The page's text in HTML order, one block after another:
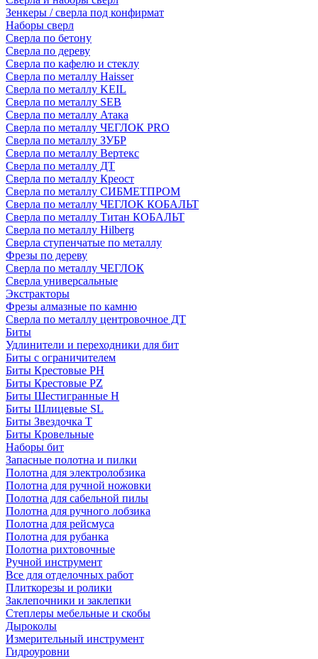
Зенкеры / сверла под конфирмат
Наборы сверл
Сверла по бетону
Сверла по дереву
Сверла по кафелю и стеклу
Сверла по металлу Haisser
Сверла по металлу KEIL
Сверла по металлу SEB
Сверла по металлу Атака
Сверла по металлу ЧЕГЛОК PRO
Сверла по металлу ЗУБР
Сверла по металлу Вертекс
Сверла по металлу ДТ
Сверла по металлу Креост
Сверла по металлу СИБМЕТПРОМ
Сверла по металлу ЧЕГЛОК КОБАЛЬТ
Сверла по металлу Титан КОБАЛЬТ
Сверла по металлу Hilberg
Сверла ступенчатые по металлу
Фрезы по дереву
Сверла по металлу ЧЕГЛОК
Сверла универсальные
Экстракторы
Фрезы алмазные по камню
Сверла по металлу центровочное ДТ
Биты
Удлинители и переходники для бит
Биты с ограничителем
Биты Крестовые PH
Биты Крестовые PZ
Биты Шестигранные H
Биты Шлицевые SL
Биты Звездочка T
Биты Кровельные
Наборы бит
Запасные полотна и пилки
Полотна для электролобзика
Полотна для ручной ножовки
Полотна для сабельной пилы
Полотна для ручного лобзика
Полотна для рейсмуса
Полотна для рубанка
Полотна рихтовочные
Ручной инструмент
Все для отделочных работ
Плиткорезы и ролики
Заклепочники и заклепки
Степлеры мебельные и скобы
Дыроколы
Измерительный инструмент
Гидроуровни